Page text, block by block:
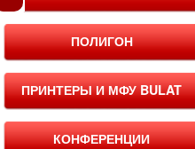
ПОЛИГОН
ПРИНТЕРЫ И МФУ BULAT
КОНФЕРЕНЦИИ